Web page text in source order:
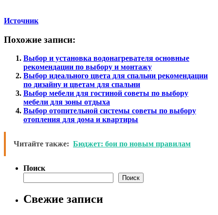
Источник
Похожие записи:
Выбор и установка водонагревателя основные
рекомендации по выбору и монтажу
Выбор идеального цвета для спальни рекомендации
по дизайну и цветам для спальни
Выбор мебели для гостиной советы по выбору
мебели для зоны отдыха
Выбор отопительной системы советы по выбору
отопления для дома и квартиры
Читайте также: Бюджет: бои по новым правилам
Поиск
Поиск
Свежие записи